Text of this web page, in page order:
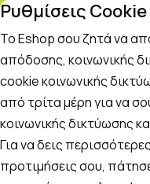
ΤΗΛΕΦΩΝΙΚΟ ΚΕΝΤΡΟ:
09:00-14:00
Αρχική / ΦΑΡΜΑΚΕΙΟ /
Ταξινόμηση
Ρυθμίσεις Cookie
Το Eshop σου ζητά να
απόδοσης, κοινωνικής
cookie κοινωνικής
από τρίτα μέρη για να
κοινωνικής δικτύωσης
Για να δεις
προτιμήσεις σου,